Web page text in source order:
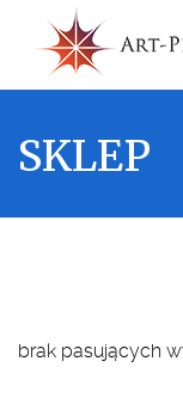
SKLEP
brak pasujących